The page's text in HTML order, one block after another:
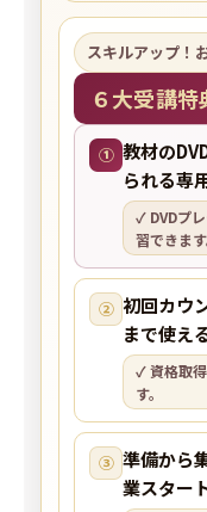
スキルアップ！
６大受講特
① 教材の
られる専
✓ DVDプ
習できます
② 初回カウ
まで使え
✓ 資格取
す。
③ 準備から
業スター